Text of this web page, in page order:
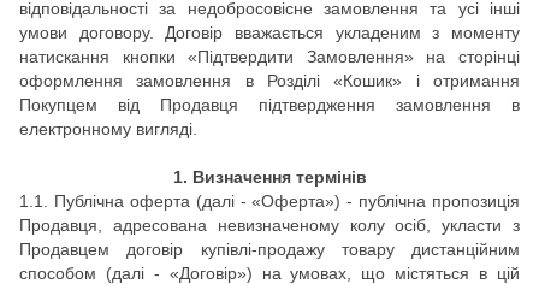
відповідальності за недобросовісне замовлення та усі інші
умови договору. Договір вважається укладеним з моменту
натискання кнопки «Підтвердити Замовлення» на сторінці
оформлення замовлення в Розділі «Кошик» і отримання
Покупцем від Продавця підтвердження замовлення в
електронному вигляді.
1. Визначення термінів
1.1.
Публічна оферта (далі - «Оферта») - публічна пропозиція
Продавця, адресована невизначеному колу осіб, укласти з
Продавцем договір купівлі-продажу товару дистанційним
способом (далі - «Договір») на умовах, що містяться в цій